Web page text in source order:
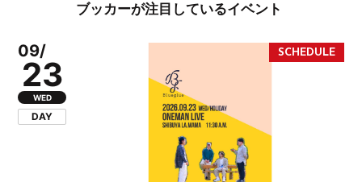
ブッカーが注目しているイベント
09/
23
WED
DAY